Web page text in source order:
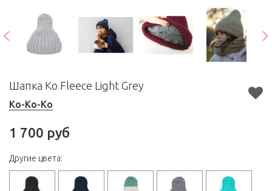
Шапка Ko Fleece Light Grey
Ko-Ko-Ko
1 700 руб
Другие цвета: